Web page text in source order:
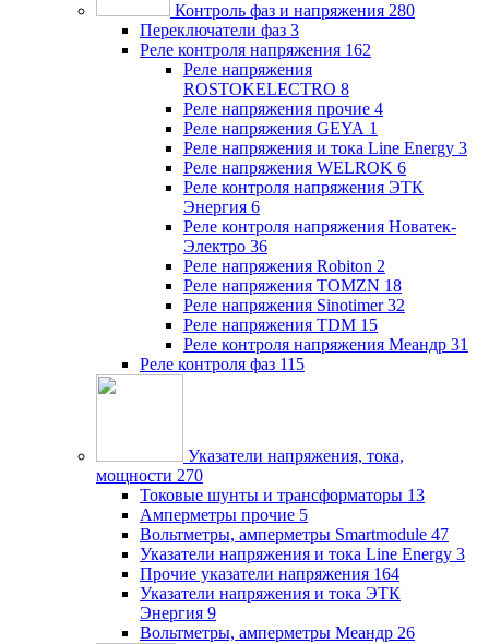
Контроль фаз и напряжения 280
Переключатели фаз 3
Реле контроля напряжения 162
Реле напряжения
ROSTOKELECTRO 8
Реле напряжения прочие 4
Реле напряжения GEYA 1
Реле напряжения и тока Line Energy 3
Реле напряжения WELROK 6
Реле контроля напряжения ЭТК
Энергия 6
Реле контроля напряжения Новатек-
Электро 36
Реле напряжения Robiton 2
Реле напряжения TOMZN 18
Реле напряжения Sinotimer 32
Реле напряжения TDM 15
Реле контроля напряжения Меандр 31
Реле контроля фаз 115
Указатели напряжения, тока,
мощности 270
Токовые шунты и трансформаторы 13
Амперметры прочие 5
Вольтметры, амперметры Smartmodule 47
Указатели напряжения и тока Line Energy 3
Прочие указатели напряжения 164
Указатели напряжения и тока ЭТК
Энергия 9
Вольтметры, амперметры Меандр 26